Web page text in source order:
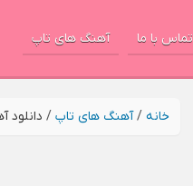
تماس با ما آهنگ های تاپ
خانه /آهنگ های تاپ /